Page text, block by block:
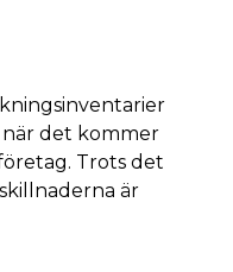
det kommer
Trots det
är